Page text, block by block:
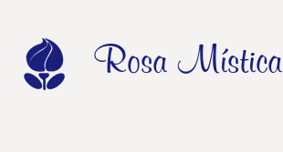
Rosa Mística